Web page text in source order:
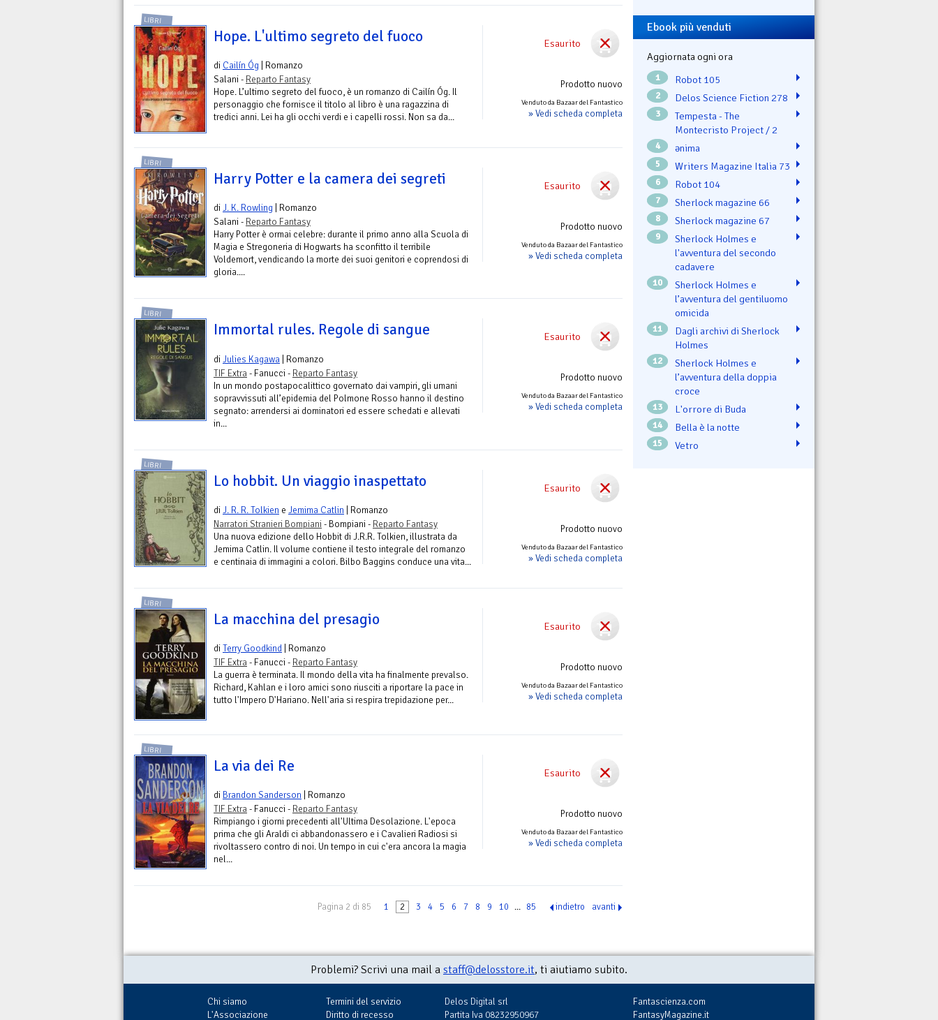
Esaurito
Prodotto nuovo
Venduto da Bazaar del Fantastico
» Vedi scheda completa
LIBRI
Hope. L'ultimo segreto del fuoco
di Cailín Óg | Romanzo
Salani - Reparto Fantasy
Hope. L’ultimo segreto del fuoco, è un romanzo di Cailín Óg. Il
personaggio che fornisce il titolo al libro è una ragazzina di
tredici anni. Lei ha gli occhi verdi e i capelli rossi. Non sa da...
Esaurito
Prodotto nuovo
Venduto da Bazaar del Fantastico
» Vedi scheda completa
LIBRI
Harry Potter e la camera dei segreti
diJ. K. Rowling | Romanzo
Salani - Reparto Fantasy
Harry Potter è ormai celebre: durante il primo anno alla Scuola di
Magia e Stregoneria di Hogwarts ha sconfitto il terribile
Voldemort, vendicando la morte dei suoi genitori e coprendosi di
gloria....
Esaurito
Prodotto nuovo
Venduto da Bazaar del Fantastico
» Vedi scheda completa
LIBRI
Immortal rules. Regole di sangue
diJulies Kagawa | Romanzo
TIF Extra- Fanucci - Reparto Fantasy
In un mondo postapocalittico governato dai vampiri, gli umani
sopravvissuti all’epidemia del Polmone Rosso hanno il destino
segnato: arrendersi ai dominatori ed essere schedati e allevati
in...
Esaurito
Prodotto nuovo
Venduto da Bazaar del Fantastico
» Vedi scheda completa
LIBRI
Lo hobbit. Un viaggio inaspettato
diJ. R. R. Tolkien e Jemima Catlin | Romanzo
Narratori Stranieri Bompiani - Bompiani - Reparto Fantasy
Una nuova edizione dello Hobbit di J.R.R. Tolkien, illustrata da
Jemima Catlin. Il volume contiene il testo integrale del romanzo
e centinaia di immagini a colori. Bilbo Baggins conduce una vita...
Esaurito
Prodotto nuovo
Venduto da Bazaar del Fantastico
» Vedi scheda completa
LIBRI
La macchina del presagio
diTerry Goodkind | Romanzo
TIF Extra- Fanucci - Reparto Fantasy
La guerra è terminata. Il mondo della vita ha finalmente prevalso.
Richard, Kahlan e i loro amici sono riusciti a riportare la pace in
tutto l'Impero D'Hariano. Nell'aria si respira trepidazione per...
Esaurito
Prodotto nuovo
Venduto da Bazaar del Fantastico
» Vedi scheda completa
LIBRI
La via dei Re
di Brandon Sanderson | Romanzo
TIF Extra- Fanucci - Reparto Fantasy
Rimpiango i giorni precedenti all'Ultima Desolazione. L'epoca
prima che gli Araldi ci abbandonassero e i Cavalieri Radiosi si
rivoltassero contro di noi. Un tempo in cui c'era ancora la magia
nel...
Pagina 2 di 85 1 2 3 4 5 6 7 8 9 10 ... 85 indietro avanti
Ebook più venduti
Aggiornata ogni ora
1 Robot 105
2 Delos Science Fiction 278
3
Tempesta - The
Montecristo Project / 2
4 ənima
5 Writers Magazine Italia 73
6 Robot 104
7 Sherlock magazine 66
8 Sherlock magazine 67
9
Sherlock Holmes e
l'avventura del secondo
cadavere
10
Sherlock Holmes e
l’avventura del gentiluomo
omicida
11
Dagli archivi di Sherlock
Holmes
12
Sherlock Holmes e
l’avventura della doppia
croce
13 L'orrore di Buda
14 Bella è la notte
15 Vetro
Problemi? Scrivi una mail a staff@delosstore.it, ti aiutiamo subito.
Chi siamo
L'Associazione
Termini del servizio
Diritto di recesso
Delos Digital srl
Partita Iva 08232950967
Fantascienza.com
FantasyMagazine.it